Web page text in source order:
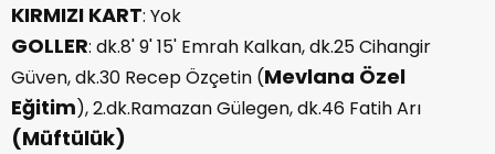
KIRMIZI KART: Yok
GOLLER: dk.8' 9' 15' Emrah Kalkan, dk.25 Cihangir
Güven, dk.30 Recep Özçetin (Mevlana Özel
Eğitim), 2.dk.Ramazan Gülegen, dk.46 Fatih Arı
(Müftülük)